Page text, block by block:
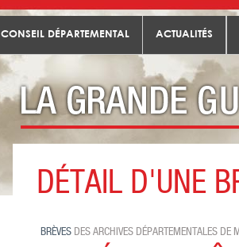
CONSEIL DÉPARTEMENTAL ACTUALITÉS
Toutes les brèves Soirée de clôture de
DÉTAIL D'UNE
BRÈVES DES ARCHIVES DÉPARTEMENTALES DE